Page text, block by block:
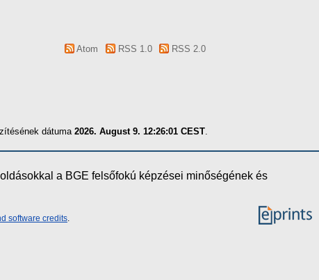
Atom RSS 1.0 RSS 2.0
dátuma 2026. August 9. 12:26:01 CEST
a BGE felsőfokú képzései minőségének és
software credits